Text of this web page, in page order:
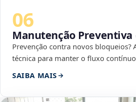
06
Manutenção Preventiva
Prevenção contra novos bloqueios?
técnica para manter o fluxo
SAIBA MAIS